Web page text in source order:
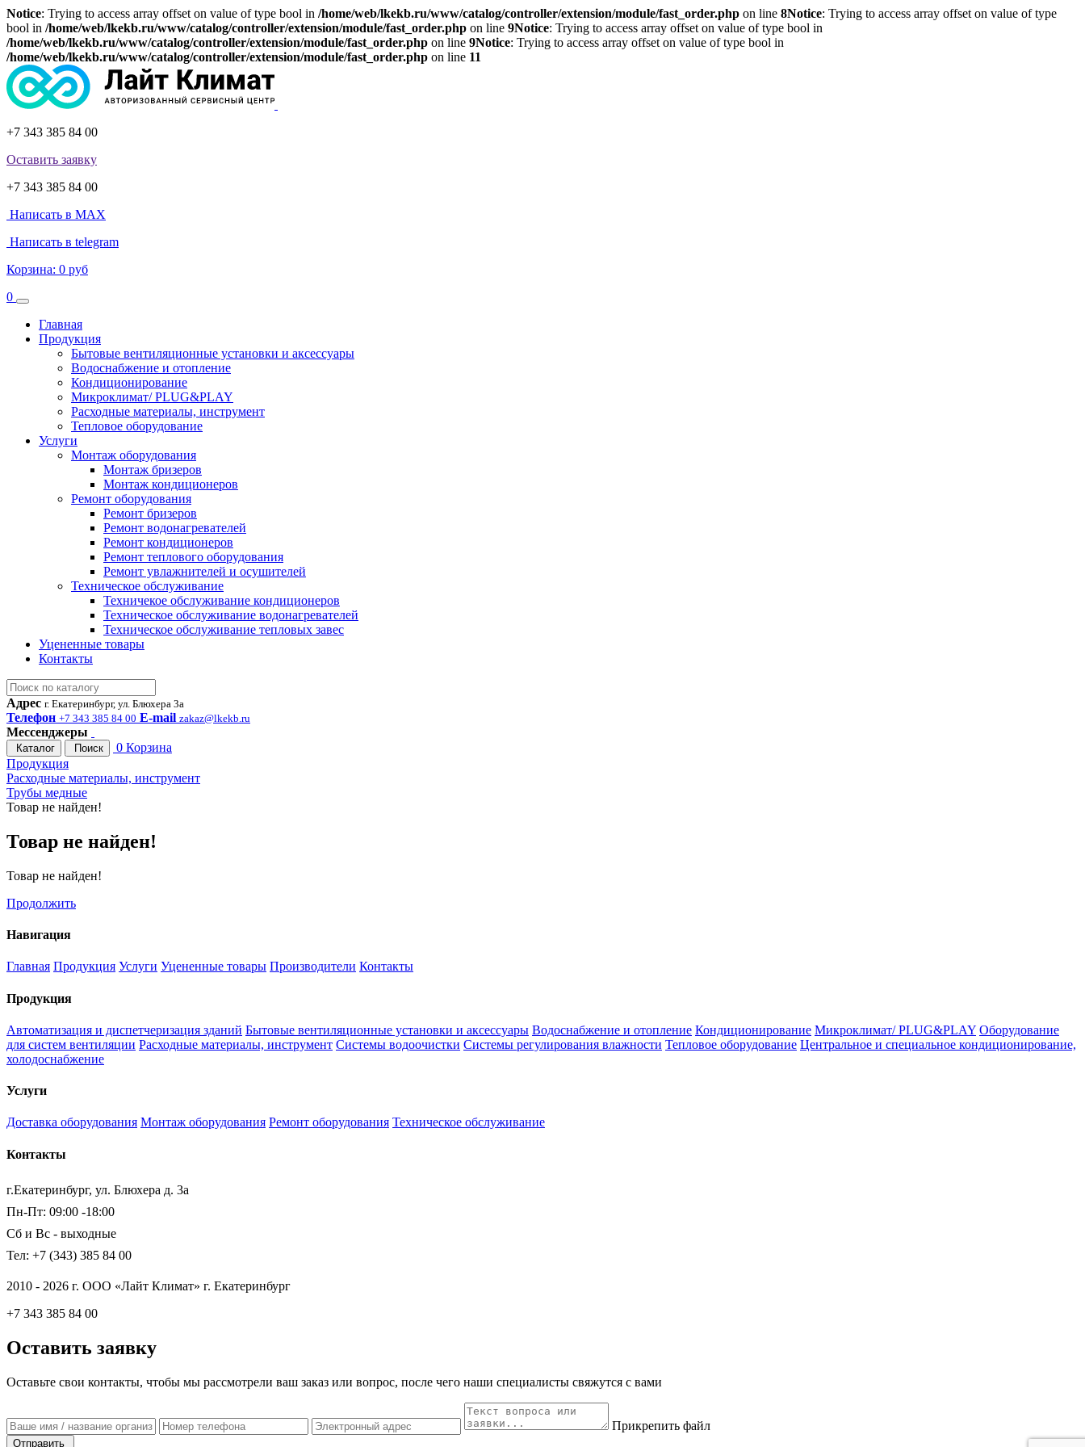
Notice: Trying to access array offset on value of type bool in /home/web/lkekb.ru/www/catalog/controller/extension/module/fast_order.php on line 8Notice: Trying to access array offset on value of type
bool in /home/web/lkekb.ru/www/catalog/controller/extension/module/fast_order.php on line 9Notice: Trying to access array offset on value of type bool in
/home/web/lkekb.ru/www/catalog/controller/extension/module/fast_order.php on line 9Notice: Trying to access array offset on value of type bool in
/home/web/lkekb.ru/www/catalog/controller/extension/module/fast_order.php on line 11
+7 343 385 84 00
Оставить заявку
+7 343 385 84 00
Написать в MAX
Написать в telegram
Корзина: 0 руб
0
Главная
Продукция
Бытовые вентиляционные установки и аксессуары
Водоснабжение и отопление
Кондиционирование
Микроклимат/ PLUG&PLAY
Расходные материалы, инструмент
Тепловое оборудование
Услуги
Монтаж оборудования
Монтаж бризеров
Монтаж кондиционеров
Ремонт оборудования
Ремонт бризеров
Ремонт водонагревателей
Ремонт кондиционеров
Ремонт теплового оборудования
Ремонт увлажнителей и осушителей
Техническое обслуживание
Техничекое обслуживание кондиционеров
Техническое обслуживание водонагревателей
Техническое обслуживание тепловых завес
Уцененные товары
Контакты
Адрес г. Екатеринбург, ул. Блюхера 3а
Телефон +7 343 385 84 00 E-mail zakaz@lkekb.ru
Мессенджеры
Каталог Поиск 0 Корзина
Продукция
Расходные материалы, инструмент
Трубы медные
Товар не найден!
Товар не найден!
Товар не найден!
Продолжить
Навигация
Главная Продукция Услуги Уцененные товары Производители Контакты
Продукция
Автоматизация и диспетчеризация зданий Бытовые вентиляционные установки и аксессуары Водоснабжение и отопление Кондиционирование Микроклимат/ PLUG&PLAY Оборудование
для систем вентиляции Расходные материалы, инструмент Системы водоочистки Системы регулирования влажности Тепловое оборудование Центральное и специальное кондиционирование,
холодоснабжение
Услуги
Доставка оборудования Монтаж оборудования Ремонт оборудования Техническое обслуживание
Контакты
г.Екатеринбург, ул. Блюхера д. 3а
Пн-Пт: 09:00 -18:00
Сб и Вс - выходные
Тел: +7 (343) 385 84 00
2010 - 2026 г. ООО «Лайт Климат» г. Екатеринбург
+7 343 385 84 00
Оставить заявку
Оставьте свои контакты, чтобы мы рассмотрели ваш заказ или вопрос, после чего наши специалисты свяжутся с вами
Прикрепить файл
Отправить